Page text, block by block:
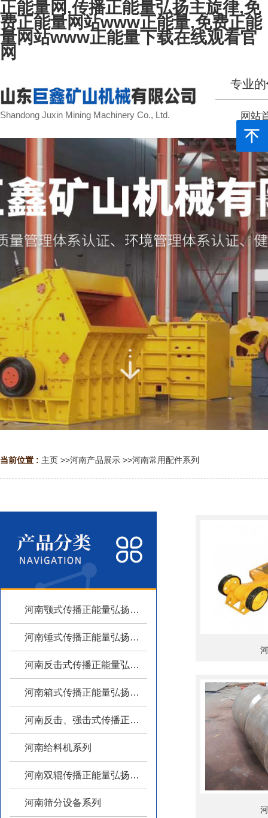
正能量网,传播正能量弘扬主旋律,免
费正能量网站www正能量,免费正能
量网站www正能量下载在线观看官
网
Shandong Juxin Mining Machinery Co., Ltd.
专业的
网站
当前位置 : 主页 >>河南产品展示 >>河南常用配件系列
河南颚式传播正能量弘扬主旋律系列
河南锤式传播正能量弘扬主旋律系列
河南反击式传播正能量弘扬主旋律系列
河南箱式传播正能量弘扬主旋律系列
河南反击、强击式传播正能量弘扬主旋律
河南给料机系列
河南双辊传播正能量弘扬主旋律系列
河南筛分设备系列